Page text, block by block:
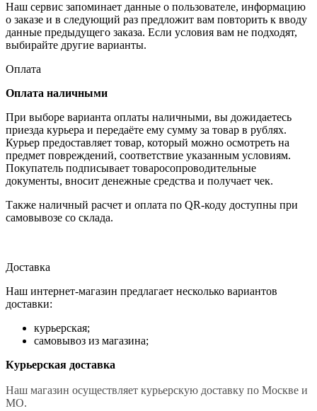
Наш сервис запоминает данные о пользователе, информацию
о заказе и в следующий раз предложит вам повторить к вводу
данные предыдущего заказа. Если условия вам не подходят,
выбирайте другие варианты.
Оплата
Оплата наличными
При выборе варианта оплаты наличными, вы дожидаетесь
приезда курьера и передаёте ему сумму за товар в рублях.
Курьер предоставляет товар, который можно осмотреть на
предмет повреждений, соответствие указанным условиям.
Покупатель подписывает товаросопроводительные
документы, вносит денежные средства и получает чек.
Также наличный расчет и оплата по QR-коду доступны при
самовывозе со склада.
Доставка
Наш интернет-магазин предлагает несколько вариантов
доставки:
курьерская;
самовывоз из магазина;
Курьерская доставка
Наш магазин осуществляет курьерскую доставку по Москве и
МО.